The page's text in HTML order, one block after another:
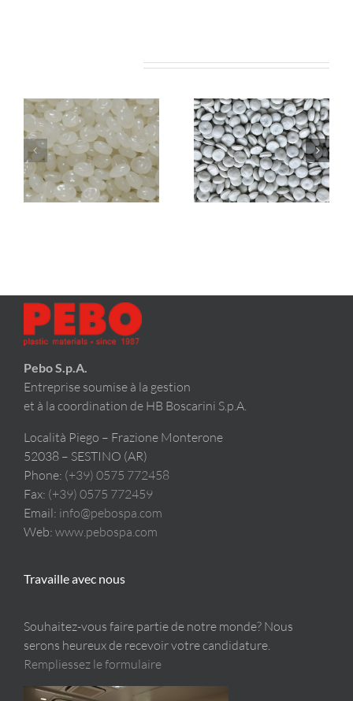
REPEBOlen6100
MATT (HDPE)
Bouteilles
REPEBOlen6100
WHITE (HDPE)
Bouteilles
Pebo S.p.A.
Entreprise soumise à la gestion
et à la coordination de HB Boscarini S.p.A.
Località Piego – Frazione Monterone
52038 – SESTINO (AR)
Phone: (+39) 0575 772458
Fax: (+39) 0575 772459
Email: info@pebospa.com
Web: www.pebospa.com
Travaille avec nous
Souhaitez-vous faire partie de notre monde? Nous
serons heureux de recevoir votre candidature.
Rempliessez le formulaire